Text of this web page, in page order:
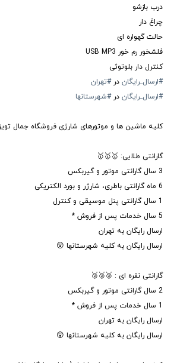
درب بازشو
چراغ دار
حالت گهواره ای
فلشخور رم خور USB MP3
کنترل دار بلوتوثی
#ارسال_رایگان در#تهران
#ارسال_رایگان در#شهرستانها
کلیه ماشین ها و موتورهای شارژی فروشگاه جمال
گارانتی طلایی: 🥇🥇🥇
3 سال گارانتی موتور و گیربکس
6 ماه گارانتی باطری، شارژر و بورد الکتریکی
1 سال گارانتی پنل موسیقی و کنترل
5 سال خدمات پس از فروش *
ارسال رایگان به تهران
ارسال رایگان به کلیه شهرستانها 😲
گارانتی نقره ای : 🥈🥈🥈
2 سال گارانتی موتور و گیربکس
1 سال خدمات پس از فروش *
ارسال رایگان به تهران
ارسال رایگان به کلیه شهرستانها 😲